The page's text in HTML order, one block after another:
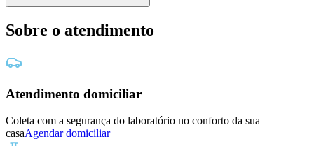
Sobre o atendimento
Atendimento domiciliar
Coleta com a segurança do laboratório no conforto da sua
casaAgendar domiciliar